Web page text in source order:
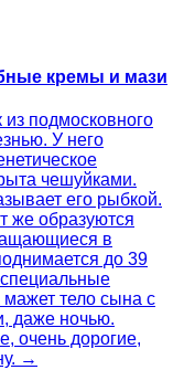
кремы и мази
подмосковного
У него
чешуйками.
его рыбкой.
же образуются
в
до 39
тело сына с
даже ночью.
очень дорогие,
→